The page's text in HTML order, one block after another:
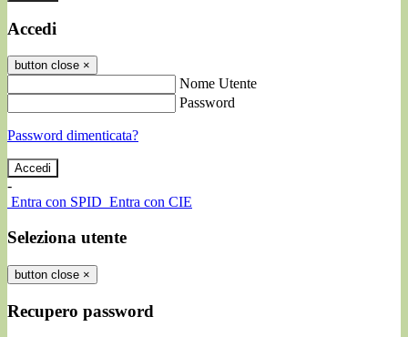
Accedi
button close ×
Nome Utente
Password
Password dimenticata?
-
Entra con SPID Entra con CIE
Seleziona utente
button close ×
Recupero password